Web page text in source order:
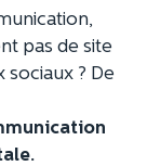
pas de site
sociaux ? De